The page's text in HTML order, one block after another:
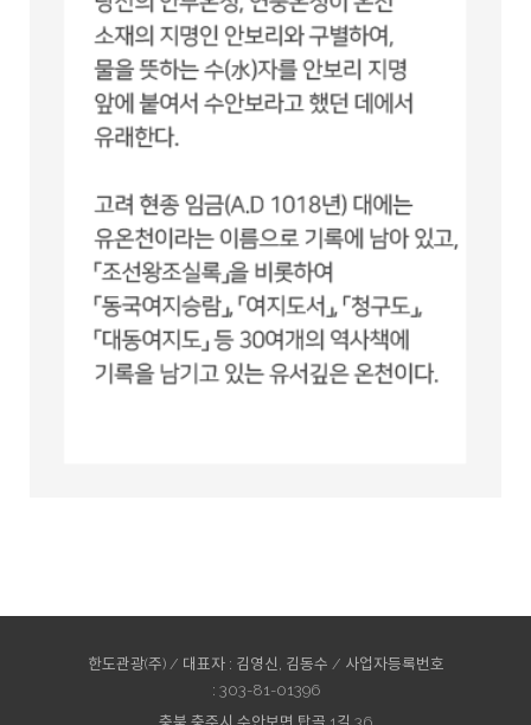
한도관광(주) / 대표자 : 김영신, 김동수 / 사업자등록번호
: 303-81-01396